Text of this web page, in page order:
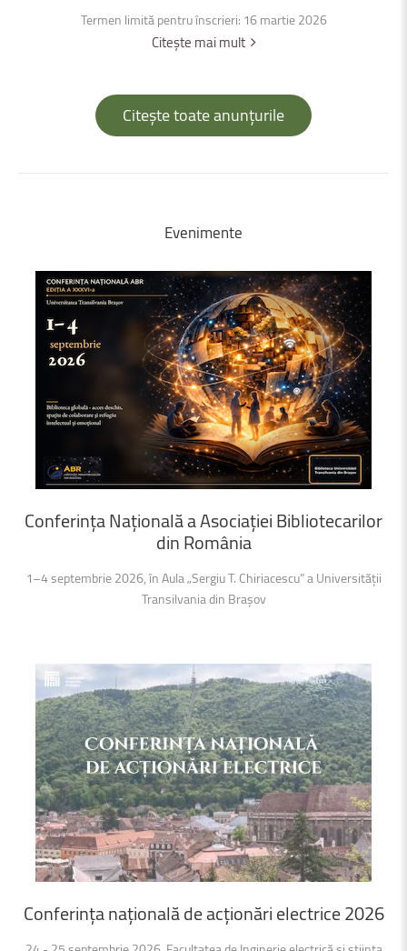
Termen limită pentru înscrieri: 16 martie 2026
Citește mai mult
Citește toate anunțurile
Evenimente
ConferințaNaționalăaAsociațieiBibliotecarilor
dinRomânia
1–4 septembrie 2026, în Aula „Sergiu T. Chiriacescu” a Universității
Transilvania din Brașov
Conferințanaționalădeacționărielectrice2026